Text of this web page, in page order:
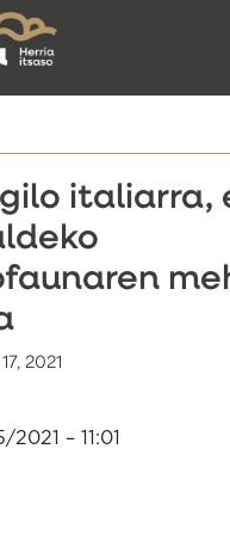
italiarra,
2021
– 11:01